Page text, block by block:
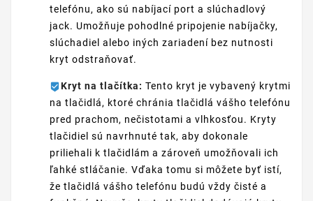
telefónu, ako sú nabíjací port a slúchadlový
jack. Umožňuje pohodlné pripojenie nabíjačky,
slúchadiel alebo iných zariadení bez nutnosti
kryt odstraňovať.
Kryt na tlačítka: Tento kryt je vybavený krytmi
na tlačidlá, ktoré chránia tlačidlá vášho telefónu
pred prachom, nečistotami a vlhkosťou. Kryty
tlačidiel sú navrhnuté tak, aby dokonale
priliehali k tlačidlám a zároveň umožňovali ich
ľahké stláčanie. Vďaka tomu si môžete byť istí,
že tlačidlá vášho telefónu budú vždy čisté a